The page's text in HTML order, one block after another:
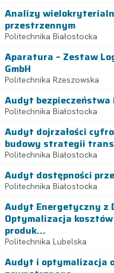
Analizy
przestrzennym
Politechnika Białostocka
Aparatura – Zestaw
GmbH
Politechnika Rzeszowska
Audyt
Politechnika Białostocka
Audyt dojrzałości
budowy strategii
Politechnika Białostocka
Audyt dostępności
Politechnika Białostocka
Audyt Energetyczny z
Optymalizacja
produk...
Politechnika Lubelska
Audyt i optymalizacja